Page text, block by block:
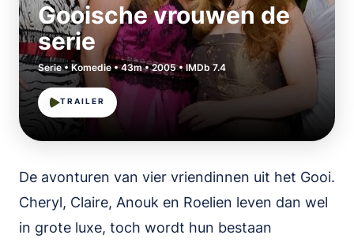
Gooische vrouwen de
serie
Serie • Komedie • 43m • 2005 • IMDb 7.4
TRAILER
De avonturen van vier vriendinnen uit het Gooi.
Cheryl, Claire, Anouk en Roelien leven dan wel
in grote luxe, toch wordt hun bestaan